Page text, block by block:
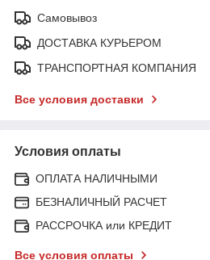
Самовывоз
ДОСТАВКА КУРЬЕРОМ
ТРАНСПОРТНАЯ КОМПАНИЯ
Все условия доставки
Условия оплаты
ОПЛАТА НАЛИЧНЫМИ
БЕЗНАЛИЧНЫЙ РАСЧЕТ
РАССРОЧКА или КРЕДИТ
Все условия оплаты